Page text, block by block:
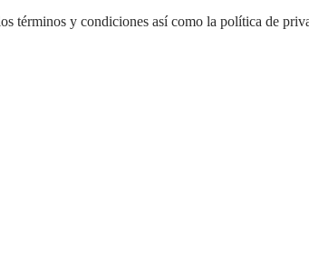
términos y condiciones así como la política de